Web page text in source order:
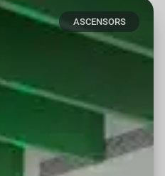
ASCENSORS